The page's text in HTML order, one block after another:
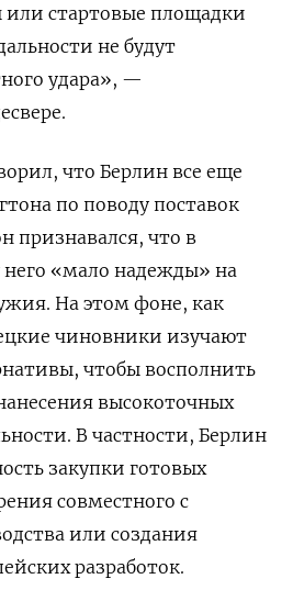
стартовые площадки
не будут
удара», —
что Берлин все еще
по поводу поставок
признавался, что в
него «мало надежды» на
На этом фоне, как
чиновники изучают
чтобы восполнить
высокоточных
В частности, Берлин
закупки готовых
совместного с
или создания
разработок.